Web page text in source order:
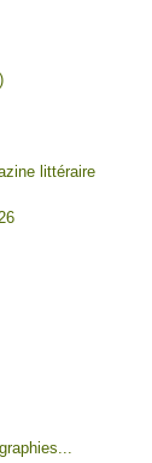
littéraire